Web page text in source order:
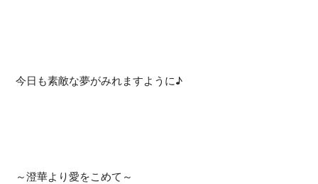
今日も素敵な夢がみれますように♪
～澄華より愛をこめて～